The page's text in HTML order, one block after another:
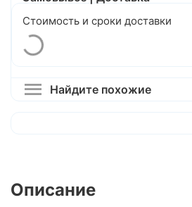
Стоимость и сроки доставки
Найдите похожие
Описание